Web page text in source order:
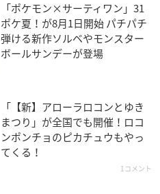
「ポケモン×サーティワン」31
ポケ夏！が8月1日開始 パチパチ
弾ける新作ソルベやモンスター
ボールサンデーが登場
「【新】アローラロコンとゆき
まつり」が全国でも開催！ロコ
ンポンチョのピカチュウもやっ
てくる！
1コメント